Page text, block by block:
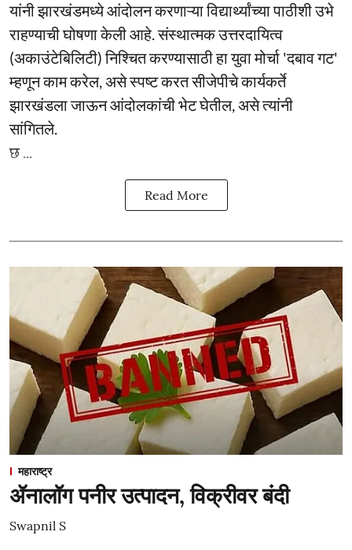
यांनी झारखंडमध्ये आंदोलन करणाऱ्या विद्यार्थ्यांच्या पाठीशी उभे
राहण्याची घोषणा केली आहे. संस्थात्मक उत्तरदायित्व
(अकाउंटेबिलिटी) निश्चित करण्यासाठी हा युवा मोर्चा 'दबाव गट'
म्हणून काम करेल, असे स्पष्ट करत सीजेपीचे कार्यकर्ते
झारखंडला जाऊन आंदोलकांची भेट घेतील, असे त्यांनी
सांगितले.
छ ...
Read More
महाराष्ट्र
ॲनालॉग पनीर उत्पादन, विक्रीवर बंदी
Swapnil S